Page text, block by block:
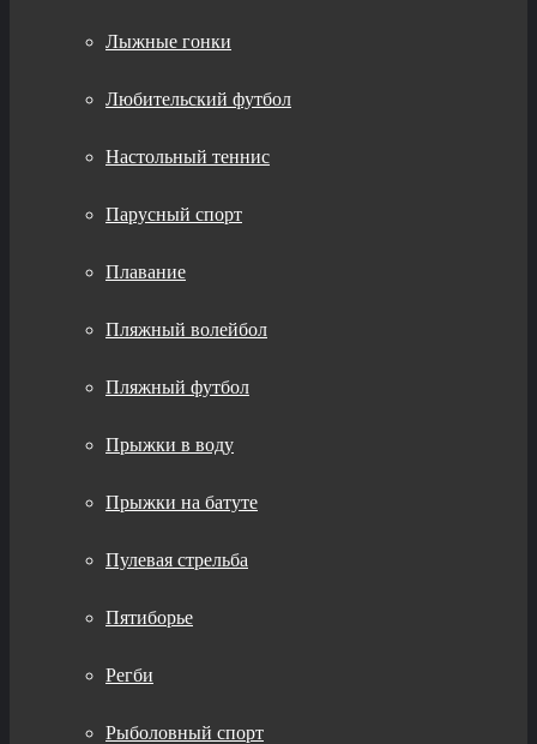
Лыжные гонки
Любительский футбол
Настольный теннис
Парусный спорт
Плавание
Пляжный волейбол
Пляжный футбол
Прыжки в воду
Прыжки на батуте
Пулевая стрельба
Пятиборье
Регби
Рыболовный спорт